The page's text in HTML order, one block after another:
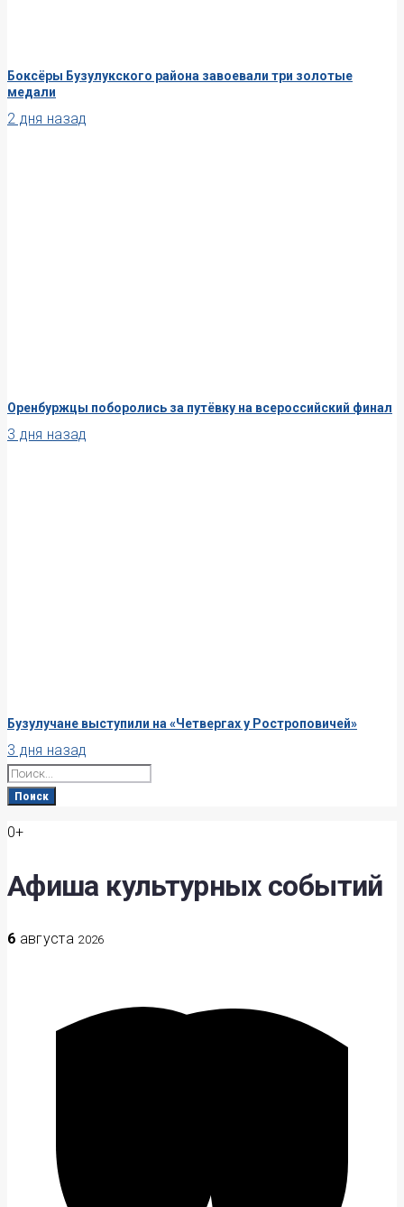
Боксёры Бузулукского района завоевали три золотые
медали
2 дня назад
Оренбуржцы поборолись за путёвку на всероссийский финал
3 дня назад
Бузулучане выступили на «Четвергах у Ростроповичей»
3 дня назад
Search
for:
Поиск
0+
Афиша культурных событий
6 августа 2026